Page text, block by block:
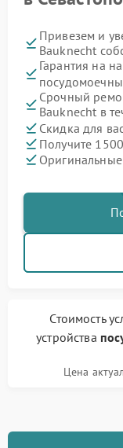
Привезем и
Bauknecht
Гарантия на
Срочный
Bauknecht в
Скидка для
Получите
Стоимость
устройства
Цена